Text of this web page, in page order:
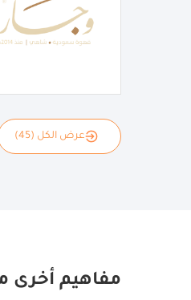
عرض الكل (45)
مفاهيم أخرى